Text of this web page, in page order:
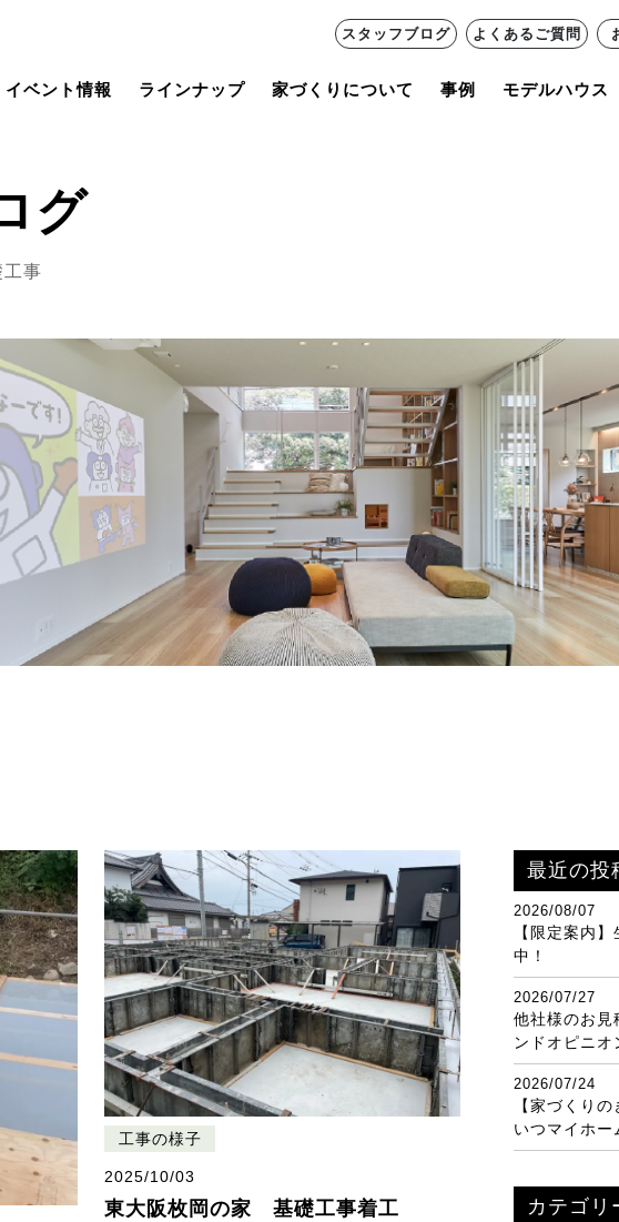
イベント情報 ラインナップ 家づくりについて 事例 モデルハウス
スタッフブログ よくあるご質問
グ
工事
工事の様子
2025/10/03
東大阪枚岡の家 基礎工事着工
最近の投
2026/08/07
【限定案内
中！
2026/07/27
他社様のお見
ンドオピニオ
2026/07/24
【家づくり
いつマイホー
カテゴリ